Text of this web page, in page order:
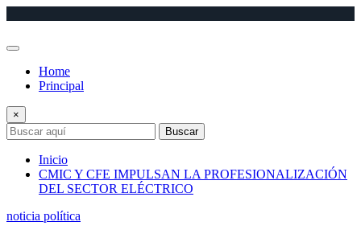
Home
Principal
×
Buscar
Inicio
CMIC Y CFE IMPULSAN LA PROFESIONALIZACIÓN
DEL SECTOR ELÉCTRICO
noticia política